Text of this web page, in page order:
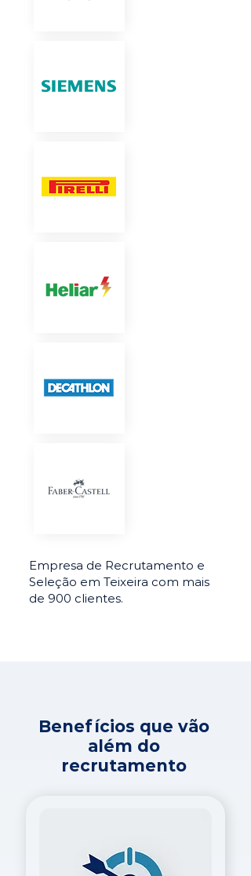
Empresa de Recrutamento e
Seleção em Teixeira com mais
de 900 clientes.
Benefícios que vão
além do
recrutamento